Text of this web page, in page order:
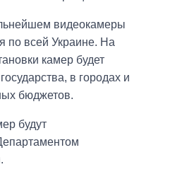
видеокамеры
по всей Украине. На
камер будет
в городах и
бюджетов.
будут